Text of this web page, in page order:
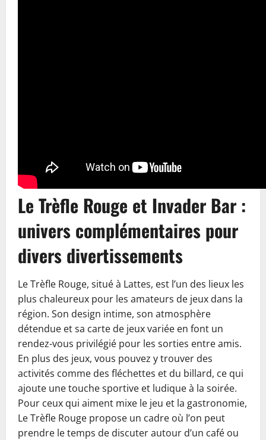
Le Trèfle Rouge et Invader Bar :
univers complémentaires pour
divers divertissements
Le Trèfle Rouge, situé à Lattes, est l’un des lieux les
plus chaleureux pour les amateurs de jeux dans la
région. Son design intime, son atmosphère
détendue et sa carte de jeux variée en font un
rendez-vous privilégié pour les sorties entre amis.
En plus des jeux, vous pouvez y trouver des
activités comme des fléchettes et du billard, ce qui
ajoute une touche sportive et ludique à la soirée.
Pour ceux qui aiment mixe le jeu et la gastronomie,
Le Trèfle Rouge propose un cadre où l’on peut
prendre le temps de discuter autour d’un café ou